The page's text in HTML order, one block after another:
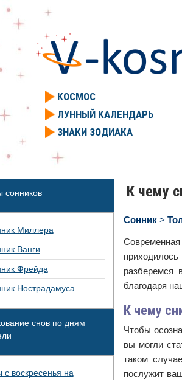
КОСМОС
ЛУННЫЙ КАЛЕНДАРЬ
ЗНАКИ ЗОДИАКА
К чему
Сонник>
разберемся
благодаря
К чему
Чтобы
вы могли
таком
послужит
сонников
Миллера
Ванги
Фрейда
Нострадамуса
снов по дням
с воскресенья на